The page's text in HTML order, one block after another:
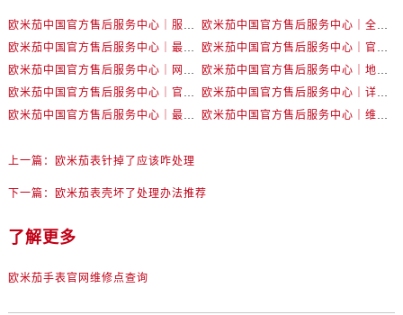
辽宁省抚顺市新抚区东一路售后服务中心（需提前预约）
辽宁省锦州市古塔区中央大街售后服务中心（需提前预约）
欧米茄中国官方售后服务中心｜服务热线及详细地址权威信息公告（2026年7月最新）
欧米茄中国官方售后服务中心｜全部地址与售后电话权威信息声明（2026年7月最新）
欧米茄中国官方售后服务中心｜最新地址及官方服务热线权威信息公告（2026年7月最新）
欧米茄中国官方售后服务中心｜官方电话和维修地址权威信息公告（2026年7月最新）
欧米茄中国官方售后服务中心｜网点地址和官方热线权威信息通知（2026年7月最新）
欧米茄中国官方售后服务中心｜地址与24小时服务电话权威信息公告（2026年7月最新）
欧米茄中国官方售后服务中心｜官方地址与售后电话权威信息公告（2026年7月最新）
欧米茄中国官方售后服务中心｜详细地址与官方电话权威信息通告（2026年7月最新）
欧米茄中国官方售后服务中心｜最新热线电话与地址权威信息公告（2026年7月最新）
欧米茄中国官方售后服务中心｜维修地址与售后服务电话权威信息声明（2026年7月最新）
上一篇： 欧米茄表针掉了应该咋处理
下一篇： 欧米茄表壳坏了处理办法推荐
了解更多
欧米茄手表官网维修点查询